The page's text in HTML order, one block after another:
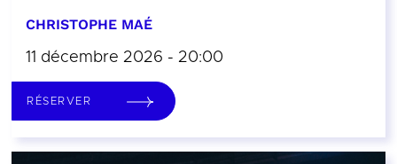
CHRISTOPHE MAÉ
11 décembre 2026 - 20:00
RÉSERVER